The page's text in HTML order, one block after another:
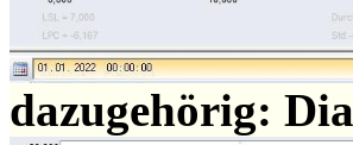
dazugehörig: